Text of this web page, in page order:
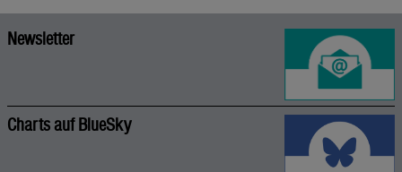
Newsletter
Charts auf BlueSky